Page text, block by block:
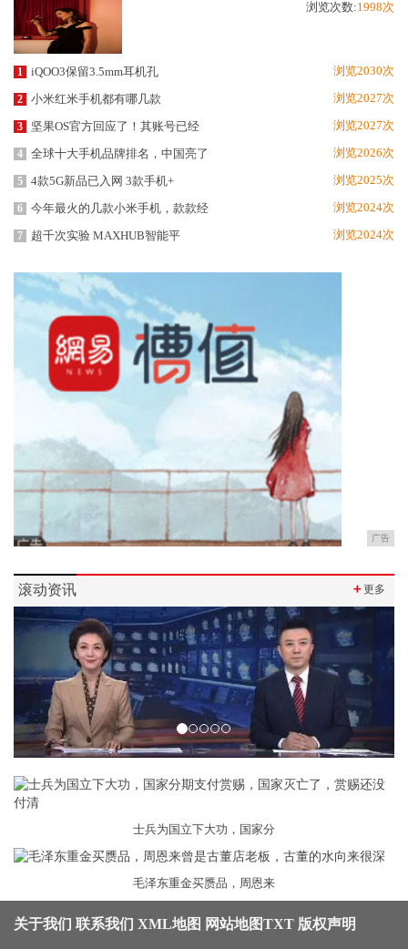
浏览次数:1998次
1 iQOO3保留3.5mm耳机孔 浏览2030次
2 小米红米手机都有哪几款 浏览2027次
3 坚果OS官方回应了！其账号已经 浏览2027次
4 全球十大手机品牌排名，中国亮了 浏览2026次
5 4款5G新品已入网 3款手机+ 浏览2025次
6 今年最火的几款小米手机，款款经 浏览2024次
7 超千次实验 MAXHUB智能平 浏览2024次
广告
滚动资讯 ＋更多
Previous
士兵为国立下大功，国家分
毛泽东重金买赝品，周恩来
关于我们 联系我们 XML地图 网站地图TXT 版权声明